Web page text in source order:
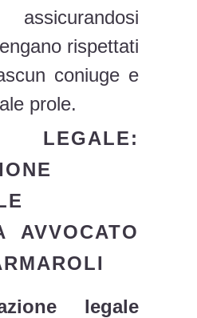
rispettati
coniuge e
prole.
LEGALE:
AVVOCATO
legale